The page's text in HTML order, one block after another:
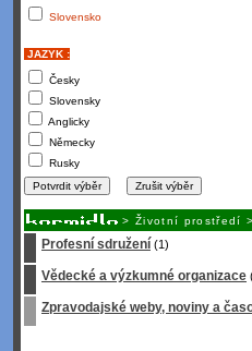
Slovensko
JAZYK :
Česky
Slovensky
Anglicky
Německy
Rusky
> Životní prostředí
Profesní sdružení (1)
Vědecké a výzkumné organizace
Zpravodajské weby, noviny a